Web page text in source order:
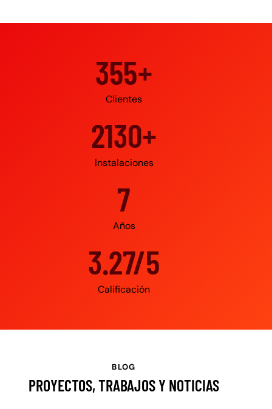
500+
Clientes
3000+
Instalaciones
10
Años
4.95/5
Calificación
BLOG
PROYECTOS, TRABAJOS Y NOTICIAS